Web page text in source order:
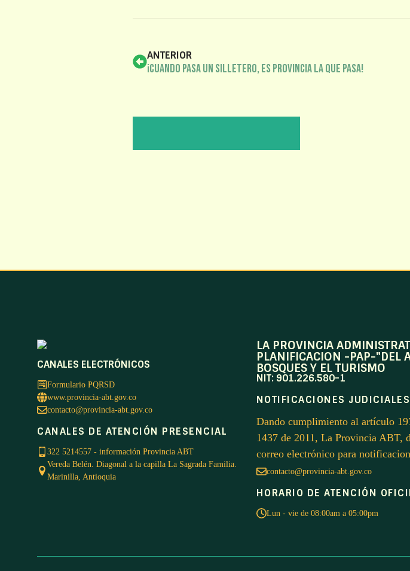
ANTERIOR
¡Cuando pasa un silletero, es Provincia la que pasa!
CANALES ELECTRÓNICOS
Formulario PQRSD
www.provincia-abt.gov.co
contacto@provincia-abt.gov.co
CANALES DE ATENCIÓN PRESENCIAL
322 5214557 - información Provincia ABT
Vereda Belén. Diagonal a la capilla La Sagrada Familia.
Marinilla, Antioquia
LA PROVINCIA
PLANIFICACION -PAP-"DEL
BOSQUES Y EL TURISMO
NIT: 901.226.580-1
NOTIFICACIONES JUDICIALES
Dando cumplimiento al artículo
1437 de 2011, La Provincia ABT,
correo electrónico para
contacto@provincia-abt.gov.co
HORARIO DE ATENCIÓN
Lun - vie de 08:00am a 05:00pm